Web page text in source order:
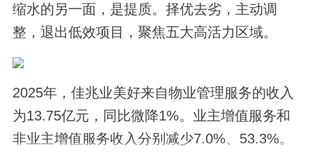
缩水的另一面，是提质。择优去劣，主动调
整，退出低效项目，聚焦五大高活力区域。
2025年，佳兆业美好来自物业管理服务的收入
为13.75亿元，同比微降1%。业主增值服务和
非业主增值服务收入分别减少7.0%、53.3%。